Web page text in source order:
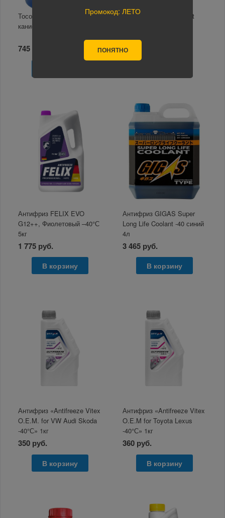
Тосол ГОСТовский А-40
канистра 5кг
745 руб.
Антифриз FELIX Expert
345 руб.
Антифриз FELIX EVO
G12++, Фиолетовый –40°С
5кг
1 775 руб.
В корзину
Антифриз GIGAS Super
Long Life Coolant -40 синий
4л
3 465 руб.
В корзину
Антифриз «Antifreeze Vitex
O.E.M. for VW Audi Skoda
-40°С» 1кг
350 руб.
В корзину
Антифриз «Antifreeze Vitex
O.E.M for Toyota Lexus
-40°С» 1кг
360 руб.
В корзину
Промокод: ЛЕТО
ПОНЯТНО